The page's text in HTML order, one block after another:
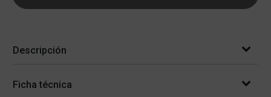
Descripción
Ficha técnica